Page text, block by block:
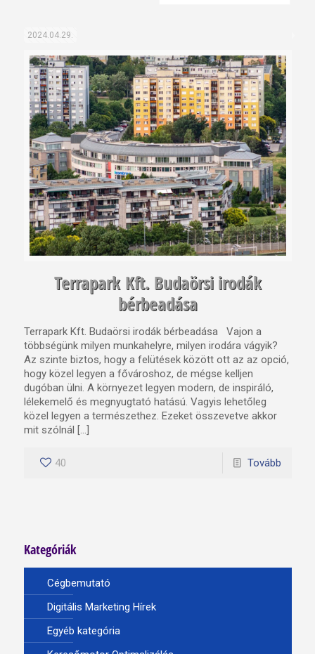
2024.04.29.
Terrapark Kft. Budaörsi irodák
bérbeadása
Terrapark Kft. Budaörsi irodák bérbeadása Vajon a
többségünk milyen munkahelyre, milyen irodára vágyik?
Az szinte biztos, hogy a felütések között ott az az opció,
hogy közel legyen a fővároshoz, de mégse kelljen
dugóban ülni. A környezet legyen modern, de inspiráló,
lélekemelő és megnyugtató hatású. Vagyis lehetőleg
közel legyen a természethez. Ezeket összevetve akkor
mit szólnál […]
40 Tovább
Kategóriák
Cégbemutató
Digitális Marketing Hírek
Egyéb kategória